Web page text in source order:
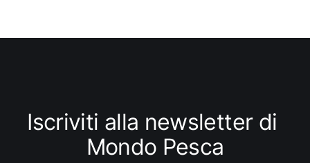
Iscriviti alla newsletter di
Mondo Pesca